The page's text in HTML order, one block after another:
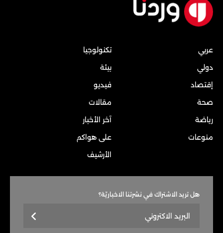
عربي
دولي
إقتصاد
صحة
رياضة
منوعات
تكنولوجيا
بيئة
فيديو
مقالات
آخر الأخبار
على هواكم
الأرشيف
هل تريد الاشتراك في نشرتنا الاخباريّة؟